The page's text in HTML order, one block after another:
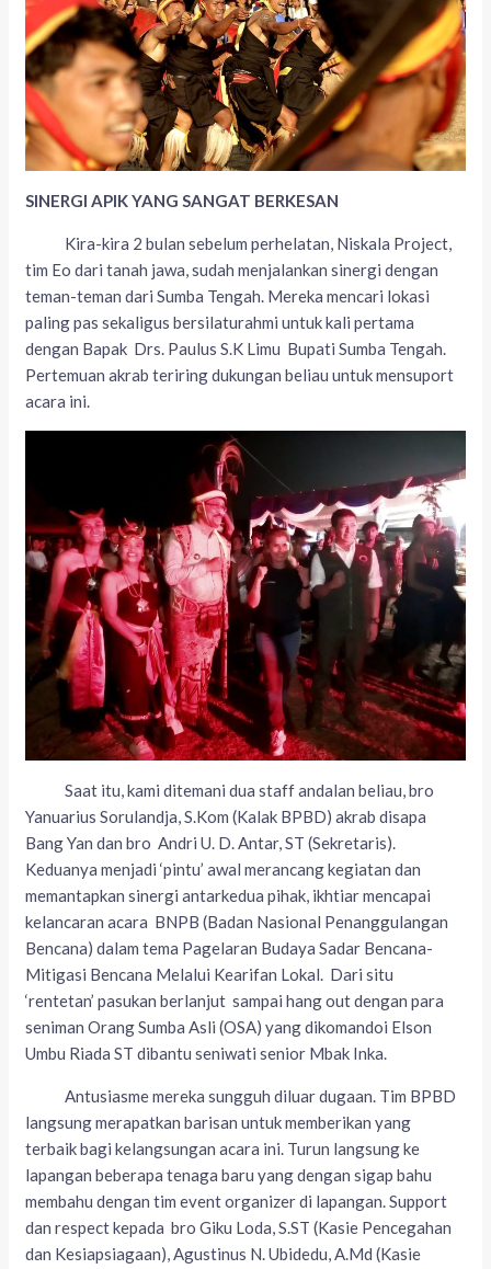
SINERGI APIK YANG SANGAT BERKESAN
Kira-kira 2 bulan sebelum perhelatan, Niskala Project,
tim Eo dari tanah jawa, sudah menjalankan sinergi dengan
teman-teman dari Sumba Tengah. Mereka mencari lokasi
paling pas sekaligus bersilaturahmi untuk kali pertama
dengan Bapak Drs. Paulus S.K Limu Bupati Sumba Tengah.
Pertemuan akrab teriring dukungan beliau untuk mensuport
acara ini.
Saat itu, kami ditemani dua staff andalan beliau, bro
Yanuarius Sorulandja, S.Kom (Kalak BPBD) akrab disapa
Bang Yan dan bro Andri U. D. Antar, ST (Sekretaris).
Keduanya menjadi ‘pintu’ awal merancang kegiatan dan
memantapkan sinergi antarkedua pihak, ikhtiar mencapai
kelancaran acara BNPB (Badan Nasional Penanggulangan
Bencana) dalam tema Pagelaran Budaya Sadar Bencana-
Mitigasi Bencana Melalui Kearifan Lokal. Dari situ
‘rentetan’ pasukan berlanjut sampai hang out dengan para
seniman Orang Sumba Asli (OSA) yang dikomandoi Elson
Umbu Riada ST dibantu seniwati senior Mbak Inka.
Antusiasme mereka sungguh diluar dugaan. Tim BPBD
langsung merapatkan barisan untuk memberikan yang
terbaik bagi kelangsungan acara ini. Turun langsung ke
lapangan beberapa tenaga baru yang dengan sigap bahu
membahu dengan tim event organizer di lapangan. Support
dan respect kepada bro Giku Loda, S.ST (Kasie Pencegahan
dan Kesiapsiagaan), Agustinus N. Ubidedu, A.Md (Kasie